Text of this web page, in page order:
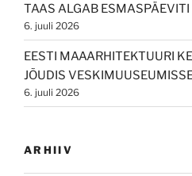
TAAS ALGAB
6. juuli 2026
EESTI MAAARHITEKTUURI
JÕUDIS
6. juuli 2026
ARHIIV